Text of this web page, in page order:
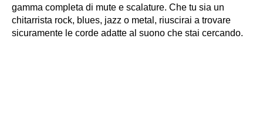
gamma completa di mute e scalature. Che tu sia un
chitarrista rock, blues, jazz o metal, riuscirai a trovare
sicuramente le corde adatte al suono che stai cercando.